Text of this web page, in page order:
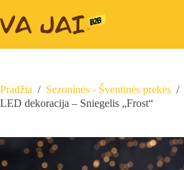
to
content
Pradžia / Sezoninės - Šventinės prekės /
LED dekoracija – Sniegelis „Frost“